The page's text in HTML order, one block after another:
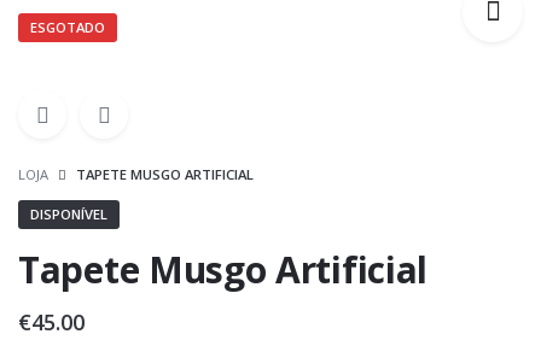
ESGOTADO
LOJA TAPETE MUSGO ARTIFICIAL
DISPONÍVEL
Tapete Musgo Artificial
€45.00